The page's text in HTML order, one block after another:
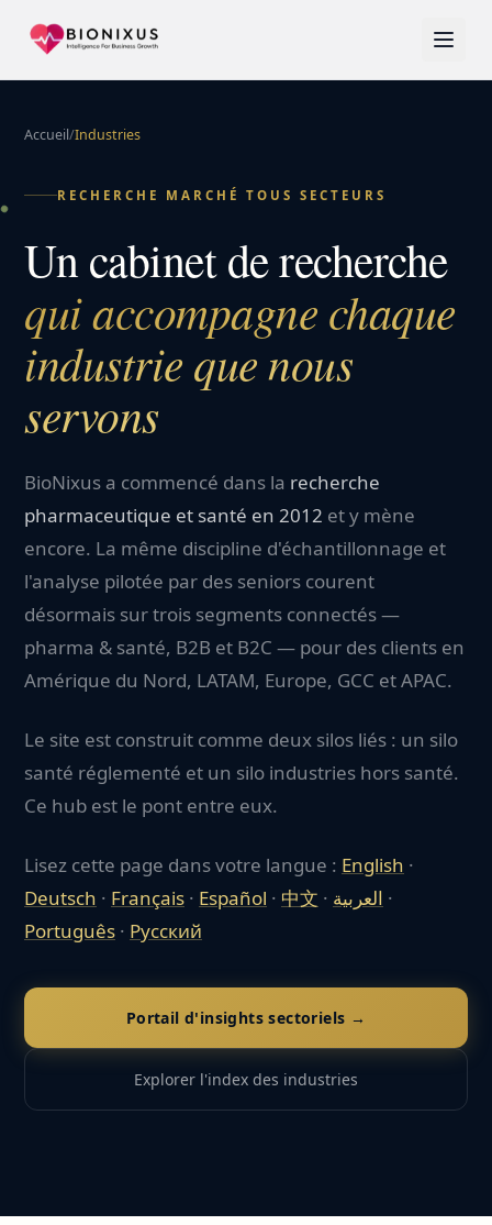
Accueil/Industries
RECHERCHE MARCHÉ TOUS SECTEURS
Un cabinet de recherche
qui accompagne chaque
industrie que nous
servons
BioNixus a commencé dans la recherche
pharmaceutique et santé en 2012 et y mène
encore. La même discipline d'échantillonnage et
l'analyse pilotée par des seniors courent
désormais sur trois segments connectés —
pharma & santé, B2B et B2C — pour des clients en
Amérique du Nord, LATAM, Europe, GCC et APAC.
Le site est construit comme deux silos liés : un silo
santé réglementé et un silo industries hors santé.
Ce hub est le pont entre eux.
Lisez cette page dans votre langue : English ·
Deutsch · Français · Español · 中文 · العربية ·
Português · Русский
Portail d'insights sectoriels →
Explorer l'index des industries